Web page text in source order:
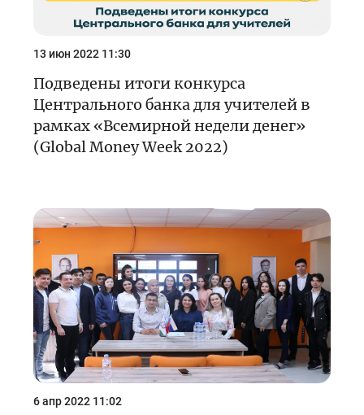
13 июн 2022 11:30
Подведены итоги конкурса
Центрального банка для учителей в
рамках «Всемирной недели денег»
(Global Money Week 2022)
6 апр 2022 11:02